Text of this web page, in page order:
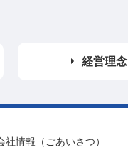
経営理念
社情報（ごあいさつ）